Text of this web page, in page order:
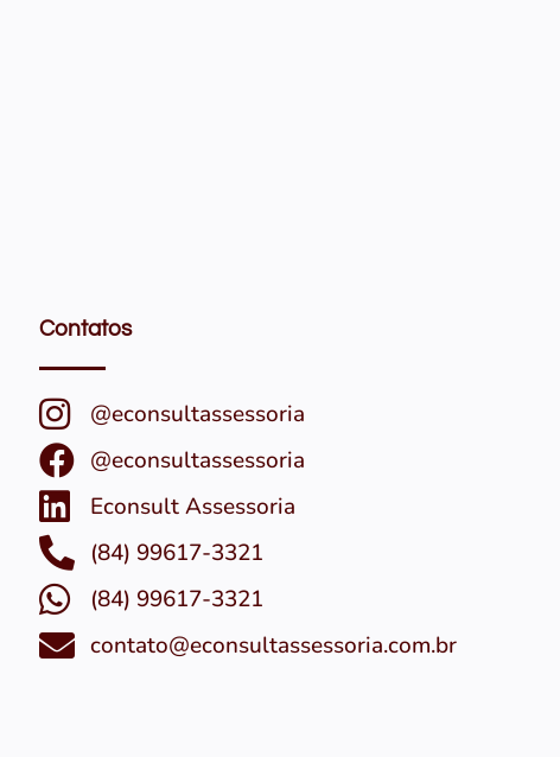
Contatos
@econsultassessoria
@econsultassessoria
Econsult Assessoria
(84) 99617-3321
(84) 99617-3321
contato@econsultassessoria.com.br